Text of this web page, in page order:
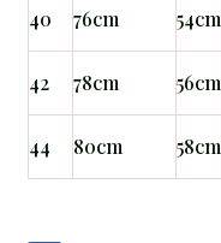
40 76cm 54cm
42 78cm 56cm
44 80cm 58cm